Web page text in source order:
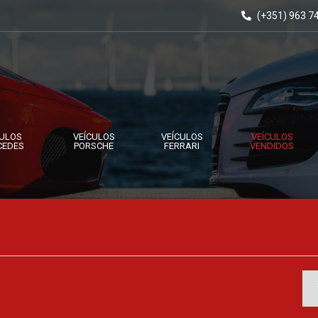
(+351) 963
VEÍCULOS
PORSCHE
VEÍCULOS
FERRARI
VEÍCULOS
VENDIDOS